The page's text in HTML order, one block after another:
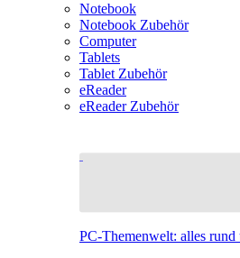
Notebook
Notebook Zubehör
Computer
Tablets
Tablet Zubehör
eReader
eReader Zubehör
PC-Themenwelt: alles